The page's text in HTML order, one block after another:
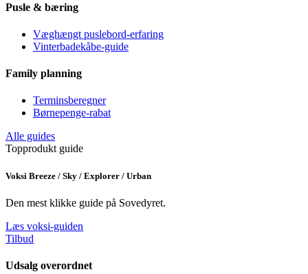
Pusle & bæring
Væghængt puslebord-erfaring
Vinterbadekåbe-guide
Family planning
Terminsberegner
Børnepenge-rabat
Alle guides
Topprodukt guide
Voksi Breeze / Sky / Explorer / Urban
Den mest klikke guide på Sovedyret.
Læs voksi-guiden
Tilbud
Udsalg overordnet